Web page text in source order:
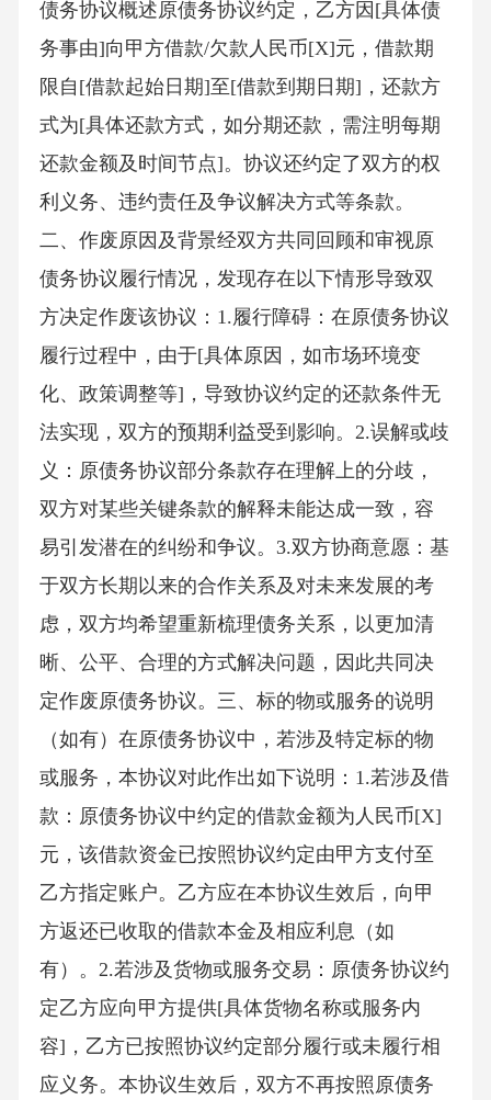
债务协议概述原债务协议约定，乙方因[具体债
务事由]向甲方借款/欠款人民币[X]元，借款期
限自[借款起始日期]至[借款到期日期]，还款方
式为[具体还款方式，如分期还款，需注明每期
还款金额及时间节点]。协议还约定了双方的权
利义务、违约责任及争议解决方式等条款。
二、作废原因及背景经双方共同回顾和审视原
债务协议履行情况，发现存在以下情形导致双
方决定作废该协议：1.履行障碍：在原债务协议
履行过程中，由于[具体原因，如市场环境变
化、政策调整等]，导致协议约定的还款条件无
法实现，双方的预期利益受到影响。2.误解或歧
义：原债务协议部分条款存在理解上的分歧，
双方对某些关键条款的解释未能达成一致，容
易引发潜在的纠纷和争议。3.双方协商意愿：基
于双方长期以来的合作关系及对未来发展的考
虑，双方均希望重新梳理债务关系，以更加清
晰、公平、合理的方式解决问题，因此共同决
定作废原债务协议。三、标的物或服务的说明
（如有）在原债务协议中，若涉及特定标的物
或服务，本协议对此作出如下说明：1.若涉及借
款：原债务协议中约定的借款金额为人民币[X]
元，该借款资金已按照协议约定由甲方支付至
乙方指定账户。乙方应在本协议生效后，向甲
方返还已收取的借款本金及相应利息（如
有）。2.若涉及货物或服务交易：原债务协议约
定乙方应向甲方提供[具体货物名称或服务内
容]，乙方已按照协议约定部分履行或未履行相
应义务。本协议生效后，双方不再按照原债务